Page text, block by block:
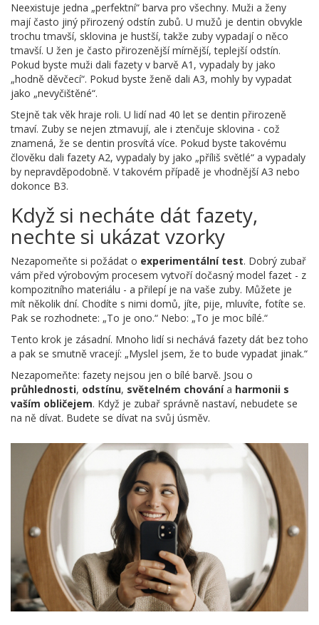
Neexistuje jedna „perfektní“ barva pro všechny. Muži a ženy
mají často jiný přirozený odstín zubů. U mužů je dentin obvykle
trochu tmavší, sklovina je hustší, takže zuby vypadají o něco
tmavší. U žen je často přirozenější mírnější, teplejší odstín.
Pokud byste muži dali fazety v barvě A1, vypadaly by jako
„hodně děvčecí“. Pokud byste ženě dali A3, mohly by vypadat
jako „nevyčištěné“.
Stejně tak věk hraje roli. U lidí nad 40 let se dentin přirozeně
tmaví. Zuby se nejen ztmavují, ale i ztenčuje sklovina - což
znamená, že se dentin prosvítá více. Pokud byste takovému
člověku dali fazety A2, vypadaly by jako „příliš světlé“ a vypadaly
by nepravděpodobně. V takovém případě je vhodnější A3 nebo
dokonce B3.
Když si necháte dát fazety,
nechte si ukázat vzorky
Nezapomeňte si požádat o experimentální test. Dobrý zubař
vám před výrobovým procesem vytvoří dočasný model fazet - z
kompozitního materiálu - a přilepí je na vaše zuby. Můžete je
mít několik dní. Chodíte s nimi domů, jíte, pije, mluvíte, fotíte se.
Pak se rozhodnete: „To je ono.“ Nebo: „To je moc bílé.“
Tento krok je zásadní. Mnoho lidí si nechává fazety dát bez toho
a pak se smutně vracejí: „Myslel jsem, že to bude vypadat jinak.“
Nezapomeňte: fazety nejsou jen o bílé barvě. Jsou o
průhlednosti, odstínu, světelném chovánía harmonii s
vaším obličejem. Když je zubař správně nastaví, nebudete se
na ně dívat. Budete se dívat na svůj úsměv.